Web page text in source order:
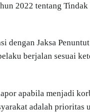
2022 tentang Tindak
dengan Jaksa
berjalan sesuai
apabila menjadi
adalah prioritas